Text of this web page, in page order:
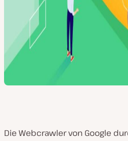
Die Webcrawler von Google